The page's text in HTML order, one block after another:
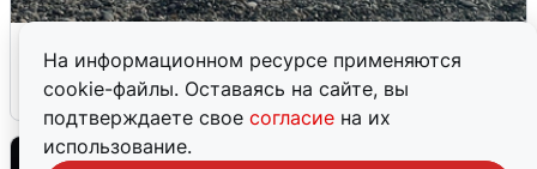
На информационном ресурсе применяются
cookie-файлы. Оставаясь на сайте, вы
подтверждаете свое согласие на их
использование.
6 августа 0